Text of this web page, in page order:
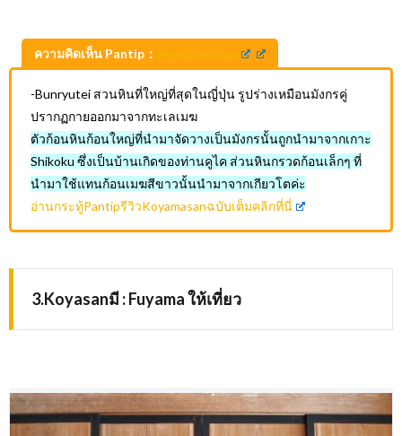
ความคิดเห็น Pantip：
-Bunryutei สวนหินที่ใหญ่ที่สุดในญี่ปุ่น รูปร่างเหมือนมังกรคู่
ปรากฏกายออกมาจากทะเลเมฆ
ตัวก้อนหินก้อนใหญ่ที่นำมาจัดวางเป็นมังกรนั้นถูกนำมาจากเกาะ
Shikoku ซึ่งเป็นบ้านเกิดของท่านคูไค ส่วนหินกรวดก้อนเล็กๆ ที่
นำมาใช้แทนก้อนเมฆสีขาวนั้นนำมาจากเกียวโตค่ะ
อ่านกระทู้PantipรีวิวKoyamasanฉบับเต็มคลิกที่นี่
3.Koyasanมี : Fuyama ให้เที่ยว